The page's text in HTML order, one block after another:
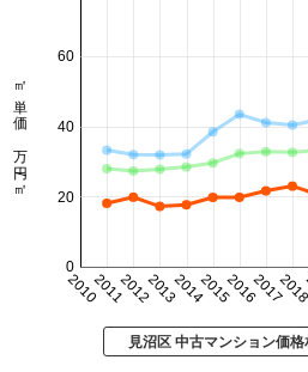
20102011201220132014201520162017
0
20
40
60
㎡単価 万円/㎡
見沼区 中古マンション価